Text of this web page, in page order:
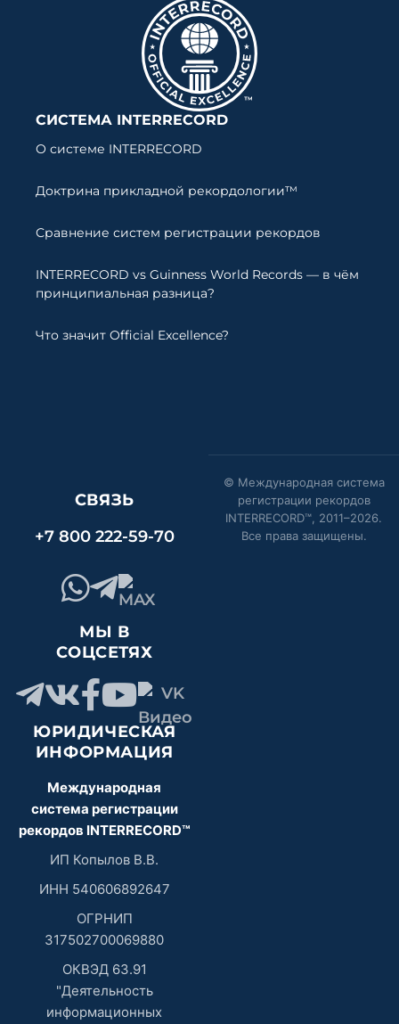
СИСТЕМА INTERRECORD
О системе INTERRECORD
Доктрина прикладной рекордологии™
Сравнение систем регистрации рекордов
INTERRECORD vs Guinness World Records — в чём
принципиальная разница?
Что значит Official Excellence?
СВЯЗЬ
+7 800 222-59-70
МЫ В
СОЦСЕТЯХ
ЮРИДИЧЕСКАЯ
ИНФОРМАЦИЯ
Международная
система регистрации
рекордов INTERRECORD™
ИП Копылов В.В.
ИНН 540606892647
ОГРНИП
317502700069880
ОКВЭД 63.91
"Деятельность
информационных
© Международная система
регистрации рекордов
INTERRECORD™, 2011–2026.
Все права защищены.